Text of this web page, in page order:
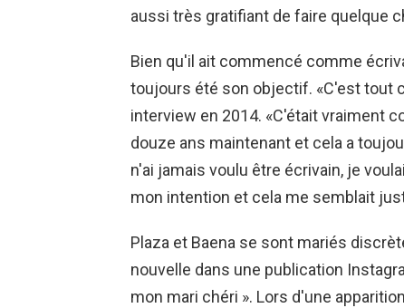
aussi très gratifiant de faire quelque
Bien qu'il ait commencé comme
toujours été son objectif. «C'est tout
interview en 2014. «C'était vraiment
douze ans maintenant et cela a
n'ai jamais voulu être écrivain, je
mon intention et cela me semblait
Plaza et Baena se sont mariés
nouvelle dans une publication
mon mari chéri ». Lors d'une